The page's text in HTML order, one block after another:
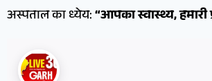
अस्पताल का ध्येय:“आपका स्वास्थ्य, हमारी